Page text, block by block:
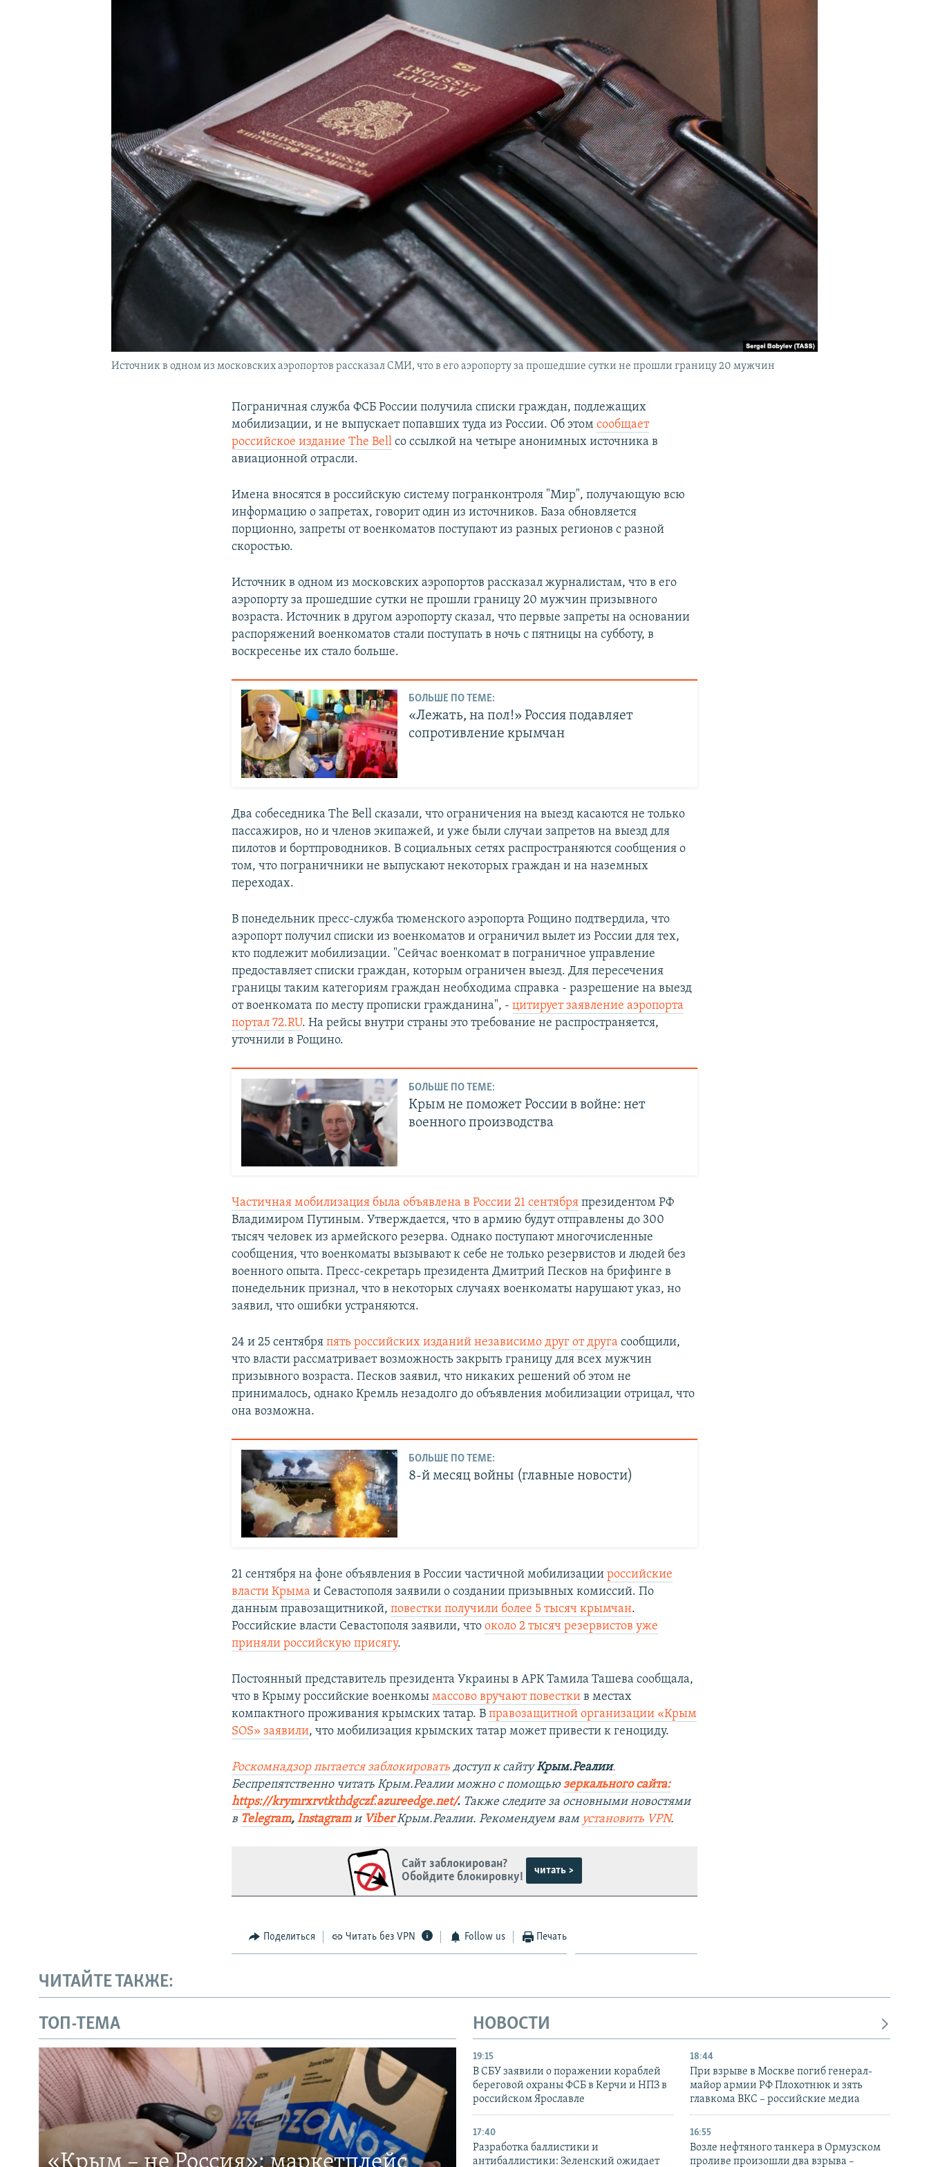
Источник в одном из московских аэропортов рассказал СМИ, что в его аэропорту за прошедшие сутки не прошли границу 20 мужчин
Пограничная служба ФСБ России получила списки граждан, подлежащих
мобилизации, и не выпускает попавших туда из России. Об этомсообщает
российское издание The Bell со ссылкой на четыре анонимных источника в
авиационной отрасли.
Имена вносятся в российскую систему погранконтроля "Мир", получающую всю
информацию о запретах, говорит один из источников. База обновляется
порционно, запреты от военкоматов поступают из разных регионов с разной
скоростью.
Источник в одном из московских аэропортов рассказал журналистам, что в его
аэропорту за прошедшие сутки не прошли границу 20 мужчин призывного
возраста. Источник в другом аэропорту сказал, что первые запреты на основании
распоряжений военкоматов стали поступать в ночь с пятницы на субботу, в
воскресенье их стало больше.
БОЛЬШЕ ПО ТЕМЕ:
«Лежать, на пол!» Россия подавляет
сопротивление крымчан
Два собеседника The Bell сказали, что ограничения на выезд касаются не только
пассажиров, но и членов экипажей, и уже были случаи запретов на выезд для
пилотов и бортпроводников. В социальных сетях распространяются сообщения о
том, что пограничники не выпускают некоторых граждан и на наземных
переходах.
В понедельник пресс-служба тюменского аэропорта Рощино подтвердила, что
аэропорт получил списки из военкоматов и ограничил вылет из России для тех,
кто подлежит мобилизации. "Сейчас военкомат в пограничное управление
предоставляет списки граждан, которым ограничен выезд. Для пересечения
границы таким категориям граждан необходима справка - разрешение на выезд
от военкомата по месту прописки гражданина", -цитирует заявление аэропорта
портал 72.RU. На рейсы внутри страны это требование не распространяется,
уточнили в Рощино.
БОЛЬШЕ ПО ТЕМЕ:
Крым не поможет России в войне: нет
военного производства
Частичная мобилизация была объявлена в России 21 сентября президентом РФ
Владимиром Путиным. Утверждается, что в армию будут отправлены до 300
тысяч человек из армейского резерва. Однако поступают многочисленные
сообщения, что военкоматы вызывают к себе не только резервистов и людей без
военного опыта. Пресс-секретарь президента Дмитрий Песков на брифинге в
понедельник признал, что в некоторых случаях военкоматы нарушают указ, но
заявил, что ошибки устраняются.
24 и 25 сентябряпять российских изданий независимо друг от друга сообщили,
что власти рассматривает возможность закрыть границу для всех мужчин
призывного возраста. Песков заявил, что никаких решений об этом не
принималось, однако Кремль незадолго до объявления мобилизации отрицал, что
она возможна.
БОЛЬШЕ ПО ТЕМЕ:
8-й месяц войны (главные новости)
21 сентября на фоне объявления в России частичной мобилизациироссийские
власти Крыма и Севастополя заявили о создании призывных комиссий. По
данным правозащитникой,повестки получили более 5 тысяч крымчан.
Российские власти Севастополя заявили, чтооколо 2 тысяч резервистов уже
приняли российскую присягу.
Постоянный представитель президента Украины в АРК Тамила Ташева сообщала,
что в Крыму российские военкомымассово вручают повестки в местах
компактного проживания крымских татар. Вправозащитной организации «Крым
SOS» заявили, что мобилизация крымских татар может привести к геноциду.
Роскомнадзор пытается заблокировать доступ к сайтуКрым.Реалии.
Беспрепятственно читать Крым.Реалии можно с помощьюзеркального сайта:
https://krymrxrvtkthdgczf.azureedge.net/. ​ Также следите за основными новостями
в Telegram, Instagram и ViberКрым.Реалии. Рекомендуем вам установить VPN.
Сайт заблокирован?
Обойдите блокировку!
читать >
Поделиться Читать без VPN Follow us Печать
ЧИТАЙТЕ ТАКЖЕ:
ТОП-ТЕМА НОВОСТИ
19:15
В СБУ заявили о поражении кораблей
береговой охраны ФСБ в Керчи и НПЗ в
российском Ярославле
18:44
При взрыве в Москве погиб генерал-
майор армии РФ Плохотнюк и зять
главкома ВКС – российские медиа
17:40
Разработка баллистики и
антибаллистики: Зеленский ожидает
16:55
Возле нефтяного танкера в Ормузском
проливе произошли два взрыва –